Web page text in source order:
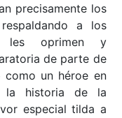
precisamente los
a los
les oprimen y
de parte de
como un héroe en
la historia de la
especial tilda a